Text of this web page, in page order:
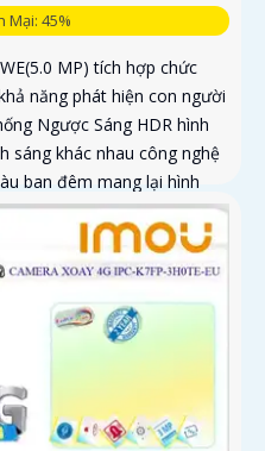
Mại: 45%
MP) tích hợp chức
năng phát hiện con người
Ngược Sáng HDR hình
sáng khác nhau công nghệ
ban đêm mang lại hình